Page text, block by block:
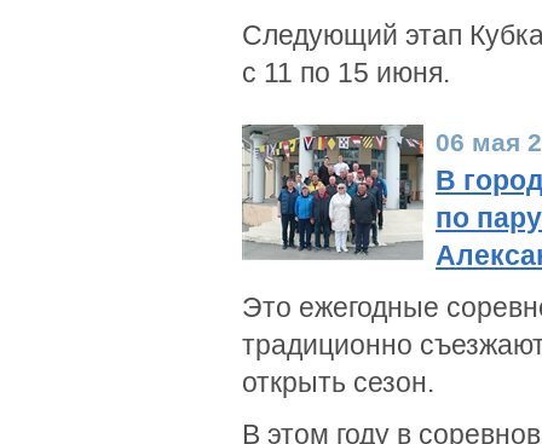
Следующий этап
с 11 по 15 июня.
06 мая
В
по
Это ежегодные
традиционно
открыть сезон.
В этом году в